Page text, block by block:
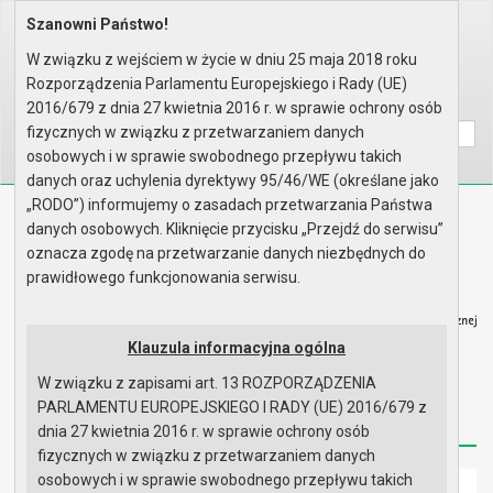
Home Organy Rada Miejska
Porządek obrad
Wyszukaj na stronie:
AAA
Biuletyn Informacji Publicznej
Urząd Miasta i Gminy w Gryfinie
Strona główna Mapa serwisu Aktualności
Redakcja Instrukcja korzystania Dostępność
Strona główna
Szanowni Państwo!
W związku z wejściem w życie w dniu 25 maja 2018 roku
Rozporządzenia Parlamentu Europejskiego i Rady (UE)
2016/679 z dnia 27 kwietnia 2016 r. w sprawie ochrony osób
fizycznych w związku z przetwarzaniem danych
osobowych i w sprawie swobodnego przepływu takich
danych oraz uchylenia dyrektywy 95/46/WE (określane jako
„RODO”) informujemy o zasadach przetwarzania Państwa
danych osobowych. Kliknięcie przycisku „Przejdź do serwisu”
oznacza zgodę na przetwarzanie danych niezbędnych do
prawidłowego funkcjonowania serwisu.
Klauzula informacyjna ogólna
W związku z zapisami art. 13 ROZPORZĄDZENIA
PARLAMENTU EUROPEJSKIEGO I RADY (UE) 2016/679 z
dnia 27 kwietnia 2016 r. w sprawie ochrony osób
fizycznych w związku z przetwarzaniem danych
osobowych i w sprawie swobodnego przepływu takich